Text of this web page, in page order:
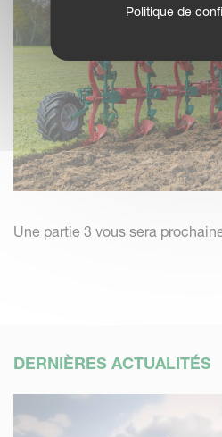
Une partie 3 vous sera
DERNIÈRES ACTUALITÉS
Politique de